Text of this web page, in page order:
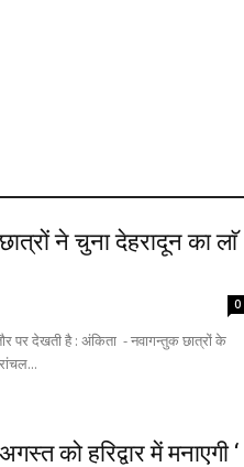
ने चुना देहरादून का लाॅ
0
उत्तरांचल...
को हरिद्वार में मनाएगी ‘